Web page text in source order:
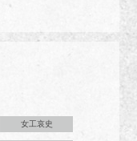
女工哀史